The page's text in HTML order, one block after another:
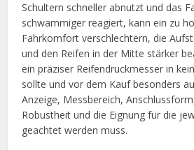
Schultern schneller abnutzt und das
schwammiger reagiert, kann ein zu
Fahrkomfort verschlechtern, die
und den Reifen in der Mitte stärker
ein präziser Reifendruckmesser in
sollte und vor dem Kauf besonders
Anzeige, Messbereich,
Robustheit und die Eignung für die
geachtet werden muss.